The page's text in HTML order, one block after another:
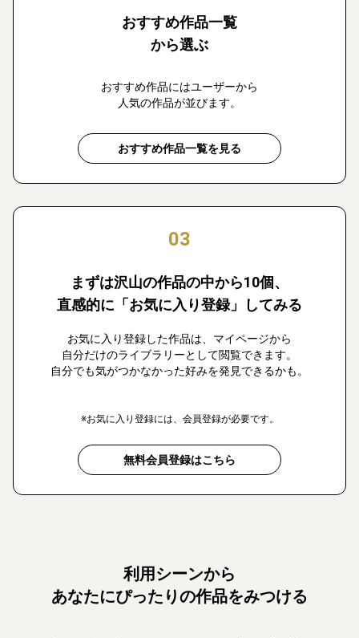
おすすめ作品一覧
から選ぶ
おすすめ作品にはユーザーから
人気の作品が並びます。
おすすめ作品一覧を見る
03
まずは沢山の作品の中から10個、
直感的に「お気に入り登録」してみる
お気に入り登録した作品は、マイページから
自分だけのライブラリーとして閲覧できます。
自分でも気がつかなかった好みを発見できるかも。
※お気に入り登録には、会員登録が必要です。
無料会員登録はこちら
利用シーンから
あなたにぴったりの作品をみつける